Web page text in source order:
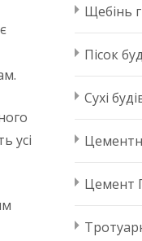
усі
Щебінь
Пісок
Сухі
Цемент